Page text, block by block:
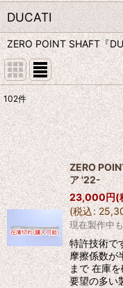
DUCATI
ZERO POINT SHAFT『
表示数:
並び順:
102件
ZERO
ア '22-
23,000円(
(税込:
現在製作中
特許技術で
摩擦係数
まで 在庫
要望の多い